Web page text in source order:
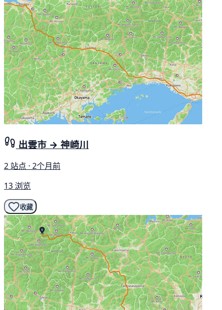
出雲市 → 神崎川
2 站点 · 2个月前
13 浏览
收藏